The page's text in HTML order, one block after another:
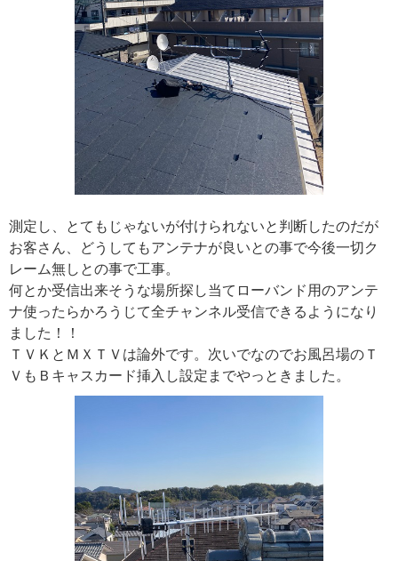
測定し、とてもじゃないが付けられないと判断したのだが
お客さん、どうしてもアンテナが良いとの事で今後一切ク
レーム無しとの事で工事。
何とか受信出来そうな場所探し当てローバンド用のアンテ
ナ使ったらかろうじて全チャンネル受信できるようになり
ました！！
ＴＶＫとＭＸＴＶは論外です。次いでなのでお風呂場のＴ
ＶもＢキャスカード挿入し設定までやっときました。